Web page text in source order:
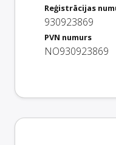
Reģistrācijas
930923869
PVN numurs
NO930923869